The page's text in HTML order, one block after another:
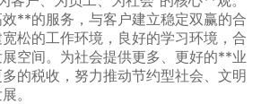
**的服务，与客户建立稳定双赢的合
松的工作环境，良好的学习环境，合
空间。为社会提供更多、更好的**业
的税收，努力推动节约型社会、文明
。